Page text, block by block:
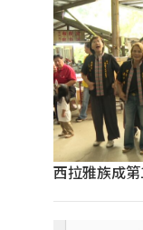
西拉雅族成